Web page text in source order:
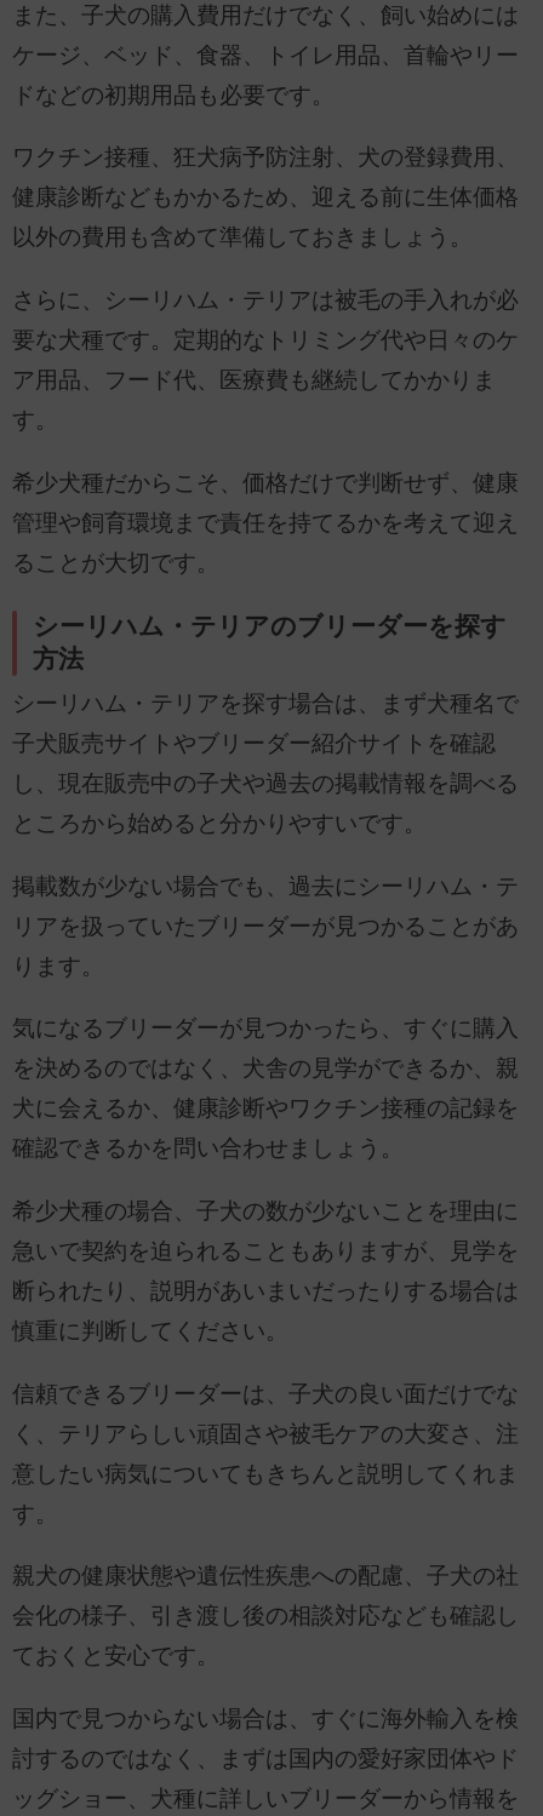
また、子犬の購入費用だけでなく、飼い始めには
ケージ、ベッド、食器、トイレ用品、首輪やリー
ドなどの初期用品も必要です。
ワクチン接種、狂犬病予防注射、犬の登録費用、
健康診断などもかかるため、迎える前に生体価格
以外の費用も含めて準備しておきましょう。
さらに、シーリハム・テリアは被毛の手入れが必
要な犬種です。定期的なトリミング代や日々のケ
ア用品、フード代、医療費も継続してかかりま
す。
希少犬種だからこそ、価格だけで判断せず、健康
管理や飼育環境まで責任を持てるかを考えて迎え
ることが大切です。
シーリハム・テリアのブリーダーを探す
方法
シーリハム・テリアを探す場合は、まず犬種名で
子犬販売サイトやブリーダー紹介サイトを確認
し、現在販売中の子犬や過去の掲載情報を調べる
ところから始めると分かりやすいです。
掲載数が少ない場合でも、過去にシーリハム・テ
リアを扱っていたブリーダーが見つかることがあ
ります。
気になるブリーダーが見つかったら、すぐに購入
を決めるのではなく、犬舎の見学ができるか、親
犬に会えるか、健康診断やワクチン接種の記録を
確認できるかを問い合わせましょう。
希少犬種の場合、子犬の数が少ないことを理由に
急いで契約を迫られることもありますが、見学を
断られたり、説明があいまいだったりする場合は
慎重に判断してください。
信頼できるブリーダーは、子犬の良い面だけでな
く、テリアらしい頑固さや被毛ケアの大変さ、注
意したい病気についてもきちんと説明してくれま
す。
親犬の健康状態や遺伝性疾患への配慮、子犬の社
会化の様子、引き渡し後の相談対応なども確認し
ておくと安心です。
国内で見つからない場合は、すぐに海外輸入を検
討するのではなく、まずは国内の愛好家団体やド
ッグショー、犬種に詳しいブリーダーから情報を